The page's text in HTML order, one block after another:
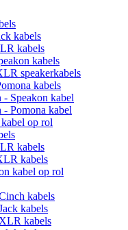
kabels
kabels
kabels
speakerkabels
kabels
- Speakon kabel
- Pomona kabel
kabel op rol
kabels
kabels
kabel op rol
kabels
kabels
kabels